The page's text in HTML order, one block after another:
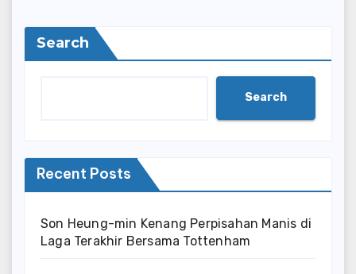
Search
Search
Recent Posts
Son Heung-min Kenang Perpisahan Manis di
Laga Terakhir Bersama Tottenham